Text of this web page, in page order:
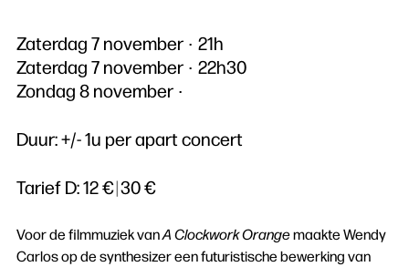
Zaterdag 7 november
21h
Zaterdag 7 november
22h30
Zondag 8 november
Duur: +/- 1u per apart concert
Tarief D:12 €|30 €
Voor de filmmuziek vanA Clockwork Orangemaakte Wendy
Carlos op de synthesizer een futuristische bewerking van